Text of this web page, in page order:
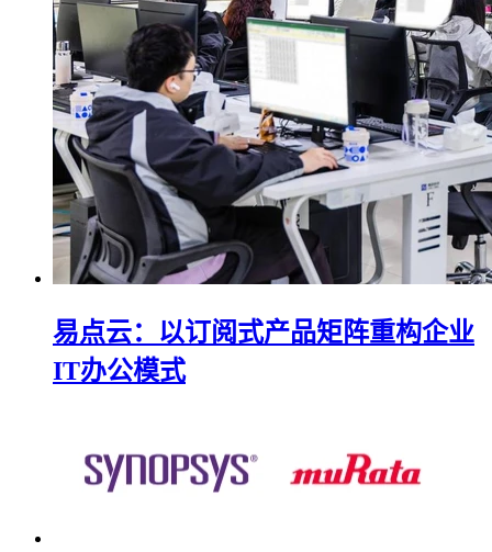
易点云：以订阅式产品矩阵重构企业
IT办公模式